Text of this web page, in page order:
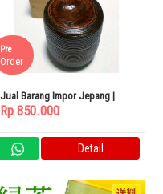
Jual Barang Impor Jepang |
Peralatan Teh Ukiran Kayu
Pre
Order
Rp 850.000
Detail